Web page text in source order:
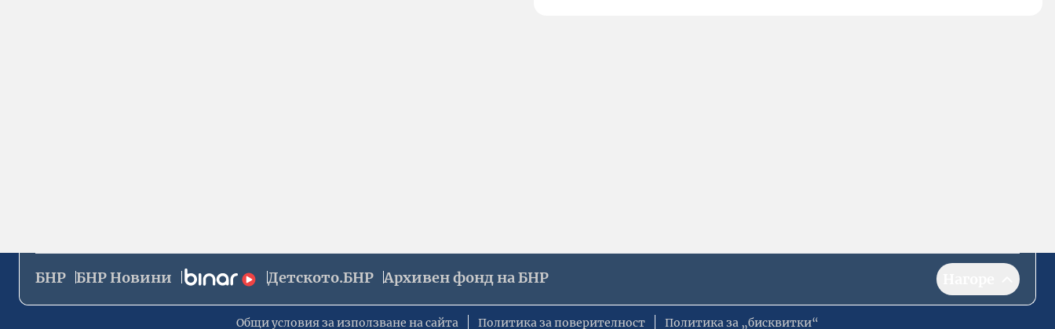
БНР БНР Новини Детското.БНР Архивен фонд на БНР
Общи условия за използване на сайта Политика за поверителност Политика за „бисквитки“